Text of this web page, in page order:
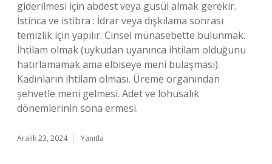
giderilmesi için abdest veya gusül almak gerekir.
İstinca ve istibra : İdrar veya dışkılama sonrası
temizlik için yapılır. Cinsel münasebette bulunmak.
İhtilam olmak (uykudan uyanınca ihtilam olduğunu
hatırlamamak ama elbiseye meni bulaşması).
Kadınların ihtilam olması. Üreme organından
şehvetle meni gelmesi. Adet ve lohusalık
dönemlerinin sona ermesi.
Aralık 23, 2024 Yanıtla